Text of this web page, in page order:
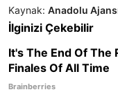
Kaynak: Anadolu